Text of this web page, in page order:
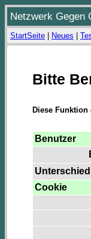
Netzwerk Gegen
StartSeite Neues
Bitte
Diese
Benutzer
Cookie